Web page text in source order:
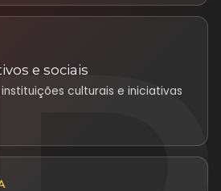
e sociais
culturais e iniciativas